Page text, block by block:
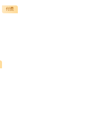
付费